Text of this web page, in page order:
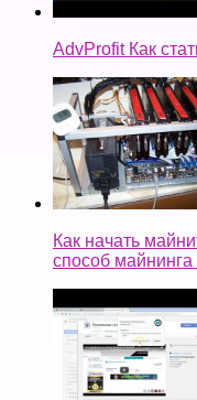
AdvProfit Как
Как начать
способ